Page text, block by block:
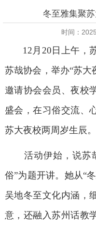
冬至雅集聚
时间：
12月20日上午，
苏哉协会，举办“苏大
邀请协会会员、夜校
盛会，在习俗交流、
苏大夜校两周岁生辰。
活动伊始，说苏哉
俗”为题开讲。她从“
吴地冬至文化内涵，
意，还融入苏州话教